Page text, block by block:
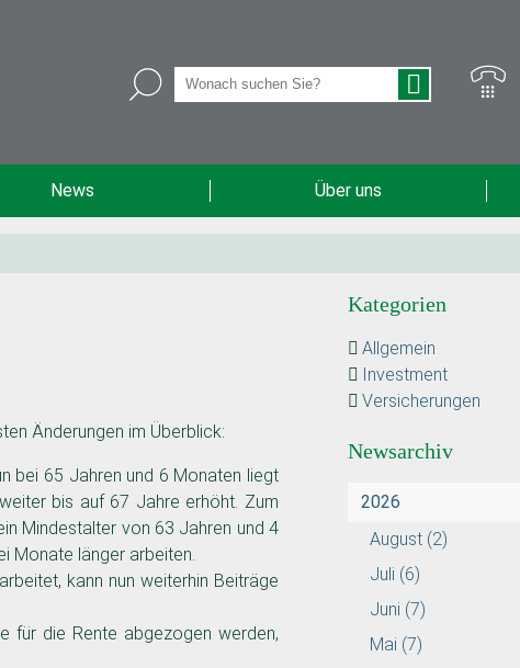
News Über uns
Änderungen im Überblick:
bei 65 Jahren und 6 Monaten liegt
bis auf 67 Jahre erhöht. Zum
Mindestalter von 63 Jahren und 4
Monate länger arbeiten.
kann nun weiterhin Beiträge
für die Rente abgezogen werden,
Kategorien
Allgemein
Investment
Versicherungen
Newsarchiv
2026
August (2)
Juli (6)
Juni (7)
Mai (7)